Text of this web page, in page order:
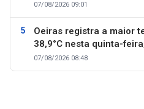
07/08/2026 09:01
Oeiras registra a maior
38,9°C nesta quinta-
07/08/2026 08:48